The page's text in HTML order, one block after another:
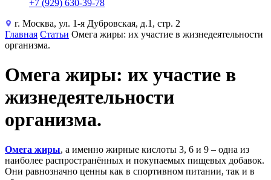
+7 (929) 630-39-78
г. Москва, ул. 1-я Дубровская, д.1, стр. 2
Главная Статьи Омега жиры: их участие в жизнедеятельности
организма.
Омега жиры: их участие в
жизнедеятельности
организма.
Омега жиры, а именно жирные кислоты 3, 6 и 9 – одна из
наиболее распространённых и покупаемых пищевых добавок.
Они равнозначно ценны как в спортивном питании, так и в